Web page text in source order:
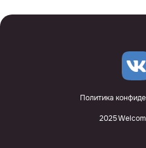
Политика
2025